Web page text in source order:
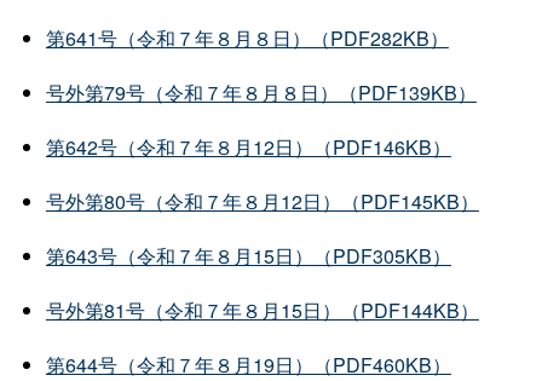
第641号（令和７年８月８日）（PDF282KB）
号外第79号（令和７年８月８日）（PDF139KB）
第642号（令和７年８月12日）（PDF146KB）
号外第80号（令和７年８月12日）（PDF145KB）
第643号（令和７年８月15日）（PDF305KB）
号外第81号（令和７年８月15日）（PDF144KB）
第644号（令和７年８月19日）（PDF460KB）